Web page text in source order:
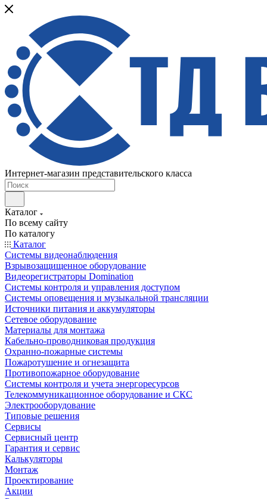
Интернет-магазин представительского класса
Каталог
По всему сайту
По каталогу
Каталог
Системы видеонаблюдения
Взрывозащищенное оборудование
Видеорегистраторы Domination
Системы контроля и управления доступом
Системы оповещения и музыкальной трансляции
Источники питания и аккумуляторы
Сетевое оборудование
Материалы для монтажа
Кабельно-проводниковая продукция
Охранно-пожарные системы
Пожаротушение и огнезащита
Противопожарное оборудование
Системы контроля и учета энергоресурсов
Телекоммуникационное оборудование и СКС
Электрооборудование
Типовые решения
Сервисы
Сервисный центр
Гарантия и сервис
Калькуляторы
Монтаж
Проектирование
Акции